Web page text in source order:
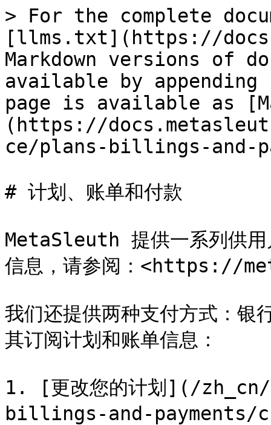
> For the complete
[llms.txt](https://
Markdown versions of
available by
page is available as
(https://
ce/plans-billings-and-
# 计划、账单和付款
MetaSleuth 提供一系列供用
信息，请参阅：<https://
我们还提供两种支付方式：银
其订阅计划和账单信息：
1. [更改您的计划](/
billings-and-payments/